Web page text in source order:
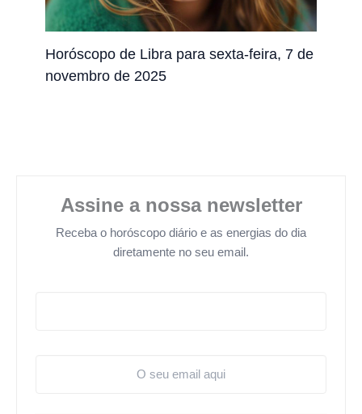
Horóscopo de Libra para sexta-feira, 7 de
novembro de 2025
Assine a nossa newsletter
Receba o horóscopo diário e as energias do dia
diretamente no seu email.